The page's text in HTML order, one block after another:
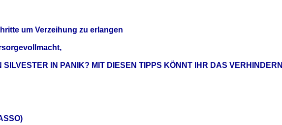
um Verzeihung zu erlangen
IN PANIK? MIT DIESEN TIPPS KÖNNT IHR DAS VERHINDERN